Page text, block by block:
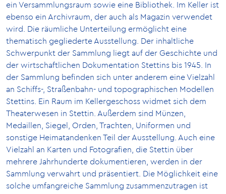
ein Versammlungsraum sowie eine Bibliothek. Im Keller ist
ebenso ein Archivraum, der auch als Magazin verwendet
wird. Die räumliche Unterteilung ermöglicht eine
thematisch gegliederte Ausstellung. Der inhaltliche
Schwerpunkt der Sammlung liegt auf der Geschichte und
der wirtschaftlichen Dokumentation Stettins bis 1945. In
der Sammlung befinden sich unter anderem eine Vielzahl
an Schiffs-, Straßenbahn- und topographischen Modellen
Stettins. Ein Raum im Kellergeschoss widmet sich dem
Theaterwesen in Stettin. Außerdem sind Münzen,
Medaillen, Siegel, Orden, Trachten, Uniformen und
sonstige Heimatandenken Teil der Ausstellung. Auch eine
Vielzahl an Karten und Fotografien, die Stettin über
mehrere Jahrhunderte dokumentieren, werden in der
Sammlung verwahrt und präsentiert. Die Möglichkeit eine
solche umfangreiche Sammlung zusammenzutragen ist